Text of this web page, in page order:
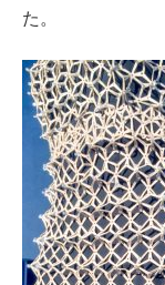
た。